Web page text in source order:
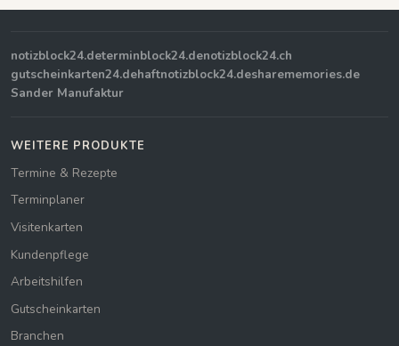
notizblock24.determinblock24.denotizblock24.ch
gutscheinkarten24.dehaftnotizblock24.desharememories.de
Sander Manufaktur
WEITERE PRODUKTE
Termine & Rezepte
Terminplaner
Visitenkarten
Kundenpflege
Arbeitshilfen
Gutscheinkarten
Branchen